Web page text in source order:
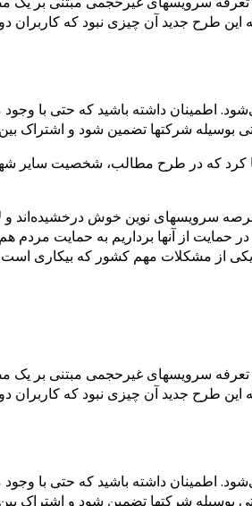
میرسد که این طرح جدید آن چیزی نبود که
اطمینان داشته باشید که حتی با
شرکتها تضمین شود و اشتراک بین
کرد که در طرح مطالب، شخصیت سایر
سرویسهای نوین خوش درخشیده‌اند و
از آنها برداریم به حمایت مردم
از مشکلات مهم کشور که بیکاری است
میرسد که این طرح جدید آن چیزی نبود که
اطمینان داشته باشید که حتی با
شرکتها تضمین شود و اشتراک بین